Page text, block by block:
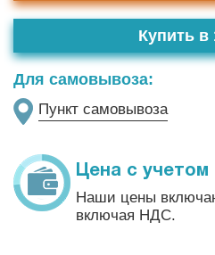
Для самовывоза:
Пункт самовывоза
Купить в
Цена с
Наши цены
включая НДС.